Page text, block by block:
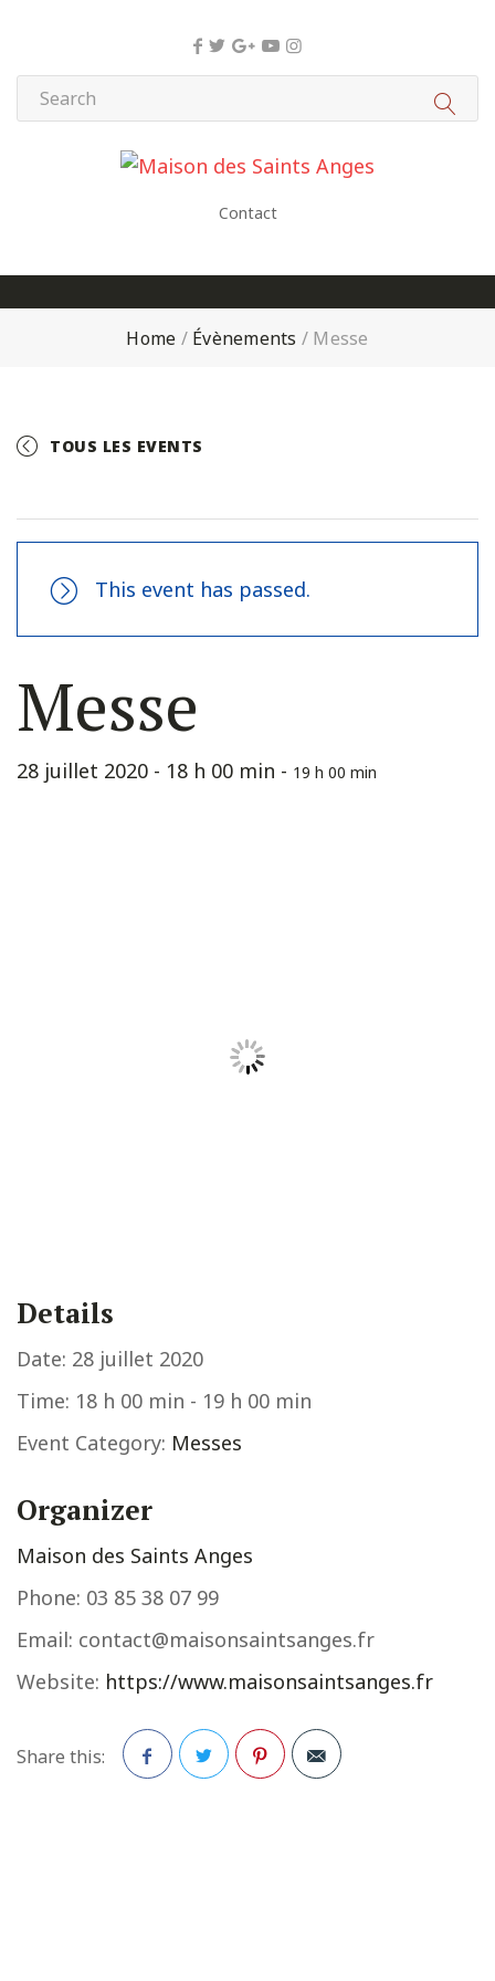
Contact
Home / Évènements / Messe
TOUS LES EVENTS
This event has passed.
Messe
28 juillet 2020 - 18 h 00 min - 19 h 00 min
Details
Date: 28 juillet 2020
Time: 18 h 00 min - 19 h 00 min
Event Category: Messes
Organizer
Maison des Saints Anges
Phone: 03 85 38 07 99
Email: contact@maisonsaintsanges.fr
Website: https://www.maisonsaintsanges.fr
Share this: